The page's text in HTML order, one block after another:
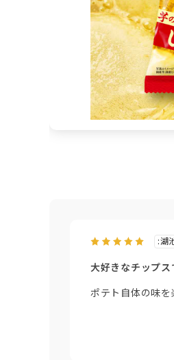
:湖
大好きなチップス
ポテト自体の味を